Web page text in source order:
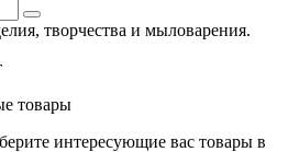
творчества и мыловарения.
товары
интересующие вас товары в